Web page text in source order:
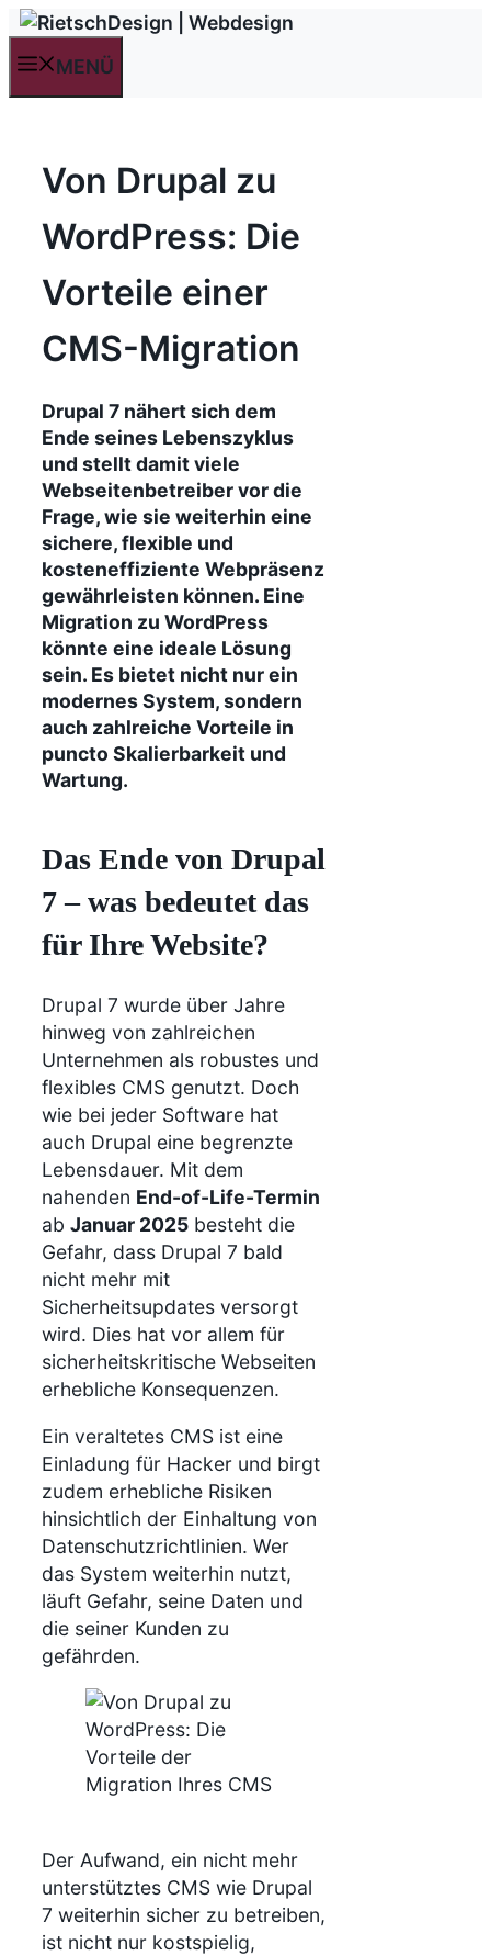
Zum
springenMENÜ
Von Drupal zu
WordPress: Die
Vorteile einer
CMS-Migration
Drupal 7 nähert sich dem
Ende seines Lebenszyklus
und stellt damit viele
Webseitenbetreiber vor die
Frage, wie sie weiterhin eine
sichere, flexible und
kosteneffiziente Webpräsenz
gewährleisten können. Eine
Migration zu WordPress
könnte eine ideale Lösung
sein. Es bietet nicht nur ein
modernes System, sondern
auch zahlreiche Vorteile in
puncto Skalierbarkeit und
Wartung.
Das Ende von Drupal
7 – was bedeutet das
für Ihre Website?
Drupal 7 wurde über Jahre
hinweg von zahlreichen
Unternehmen als robustes und
flexibles CMS genutzt. Doch
wie bei jeder Software hat
auch Drupal eine begrenzte
Lebensdauer. Mit dem
nahenden End-of-Life-Termin
ab Januar 2025 besteht die
Gefahr, dass Drupal 7 bald
nicht mehr mit
Sicherheitsupdates versorgt
wird. Dies hat vor allem für
sicherheitskritische Webseiten
erhebliche Konsequenzen.
Ein veraltetes CMS ist eine
Einladung für Hacker und birgt
zudem erhebliche Risiken
hinsichtlich der Einhaltung von
Datenschutzrichtlinien. Wer
das System weiterhin nutzt,
läuft Gefahr, seine Daten und
die seiner Kunden zu
gefährden.
Der Aufwand, ein nicht mehr
unterstütztes CMS wie Drupal
7 weiterhin sicher zu betreiben,
ist nicht nur kostspielig,